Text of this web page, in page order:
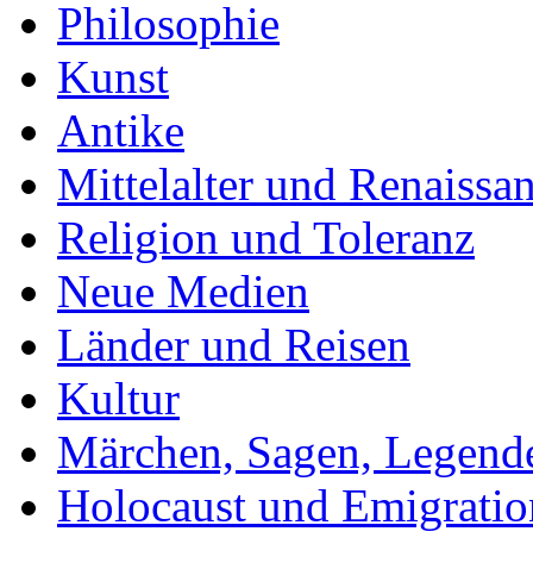
Philosophie
Kunst
Antike
Mittelalter und
Religion und Toleranz
Neue Medien
Länder und Reisen
Kultur
Märchen, Sagen,
Holocaust und